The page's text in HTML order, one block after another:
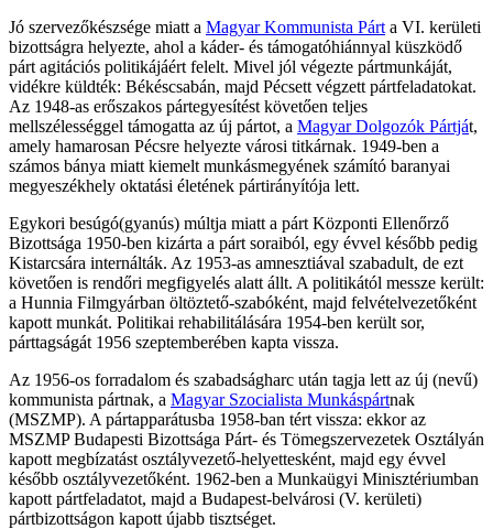
Jó szervezőkészsége miatt a Magyar Kommunista Párt a VI. kerületi
bizottságra helyezte, ahol a káder- és támogatóhiánnyal küszködő
párt agitációs politikájáért felelt. Mivel jól végezte pártmunkáját,
vidékre küldték: Békéscsabán, majd Pécsett végzett pártfeladatokat.
Az 1948-as erőszakos pártegyesítést követően teljes
mellszélességgel támogatta az új pártot, a Magyar Dolgozók Pártját,
amely hamarosan Pécsre helyezte városi titkárnak. 1949-ben a
számos bánya miatt kiemelt munkásmegyének számító baranyai
megyeszékhely oktatási életének pártirányítója lett.
Egykori besúgó(gyanús) múltja miatt a párt Központi Ellenőrző
Bizottsága 1950-ben kizárta a párt soraiból, egy évvel később pedig
Kistarcsára internálták. Az 1953-as amnesztiával szabadult, de ezt
követően is rendőri megfigyelés alatt állt. A politikától messze került:
a Hunnia Filmgyárban öltöztető-szabóként, majd felvételvezetőként
kapott munkát. Politikai rehabilitálására 1954-ben került sor,
párttagságát 1956 szeptemberében kapta vissza.
Az 1956-os forradalom és szabadságharc után tagja lett az új (nevű)
kommunista pártnak, a Magyar Szocialista Munkáspártnak
(MSZMP). A pártapparátusba 1958-ban tért vissza: ekkor az
MSZMP Budapesti Bizottsága Párt- és Tömegszervezetek Osztályán
kapott megbízatást osztályvezető-helyettesként, majd egy évvel
később osztályvezetőként. 1962-ben a Munkaügyi Minisztériumban
kapott pártfeladatot, majd a Budapest-belvárosi (V. kerületi)
pártbizottságon kapott újabb tisztséget.